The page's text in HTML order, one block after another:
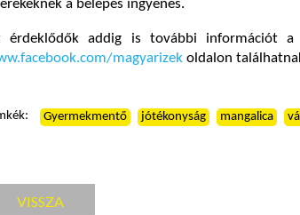
a belépés ingyenes.
érdeklődők addig is további információt a
magyarizek oldalon
Gyermekmentő jótékonyság mangalica
VISSZA